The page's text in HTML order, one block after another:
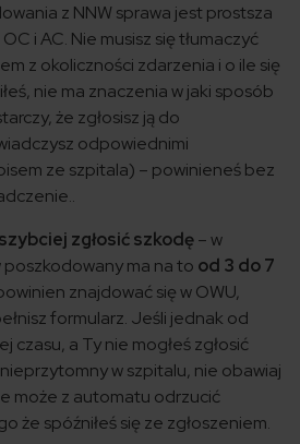
z NNW sprawa jest prostsza
i AC. Nie musisz się tłumaczyć
z okoliczności zdarzenia i o ile się
nie ma znaczenia w jaki sposób
że zgłosisz ją do
odpowiednimi
ze szpitala) – powinieneś bez
zgłosić szkodę– w
ma na to od 3 do 7
znajdować się w OWU,
formularz. Jeśli jednak od
czasu, a Ty nie mogłeś zgłosić
w szpitalu, nie obawiaj
może z automatu odrzucić
że spóźniłeś się ze zgłoszeniem.